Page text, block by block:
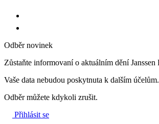
Odběr novinek
Zůstaňte informovaní o aktuálním dění Janssen
Vaše data nebudou poskytnuta k dalším účelům.
Odběr můžete kdykoli zrušit.
Přihlásit se